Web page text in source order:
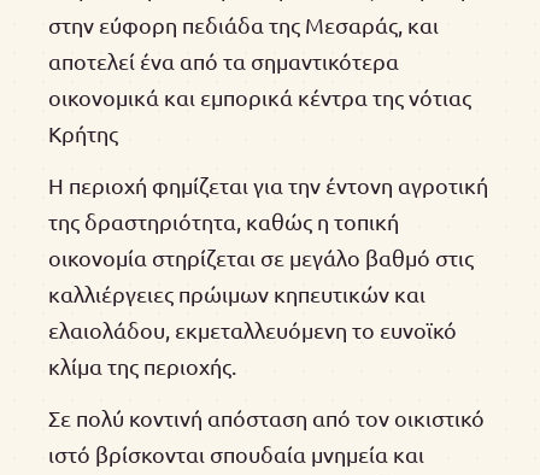
στην εύφορη πεδιάδα της Μεσαράς, και
αποτελεί ένα από τα σημαντικότερα
οικονομικά και εμπορικά κέντρα της νότιας
Κρήτης
Η περιοχή φημίζεται για την έντονη αγροτική
της δραστηριότητα, καθώς η τοπική
οικονομία στηρίζεται σε μεγάλο βαθμό στις
καλλιέργειες πρώιμων κηπευτικών και
ελαιολάδου, εκμεταλλευόμενη το ευνοϊκό
κλίμα της περιοχής.
Σε πολύ κοντινή απόσταση από τον οικιστικό
ιστό βρίσκονται σπουδαία μνημεία και